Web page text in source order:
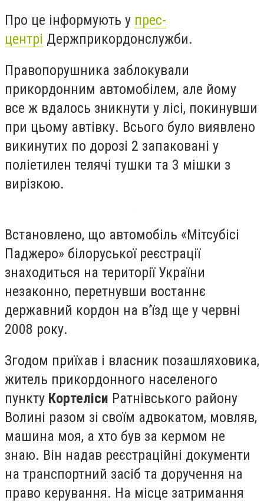
Про це інформують у прес-
центрі Держприкордонслужби.
Правопорушника заблокували
прикордонним автомобілем, але йому
все ж вдалось зникнути у лісі, покинувши
при цьому автівку. Всього було виявлено
викинутих по дорозі 2 запаковані у
поліетилен телячі тушки та 3 мішки з
вирізкою.
Встановлено, що автомобіль «Мітсубісі
Паджеро» білоруської реєстрації
знаходиться на території України
незаконно, перетнувши востаннє
державний кордон на в’їзд ще у червні
2008 року.
Згодом приїхав і власник позашляховика,
житель прикордонного населеного
пункту Кортеліси Ратнівського району
Волині разом зі своїм адвокатом, мовляв,
машина моя, а хто був за кермом не
знаю. Він надав реєстраційні документи
на транспортний засіб та доручення на
право керування. На місце затримання